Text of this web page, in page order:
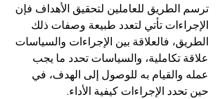
ترسم الطريق للعاملين لتحقيق الأهداف فإن
الإجراءات تأتي لتعدد طبيعة وصفات ذلك
الطريق، فالعلاقة بين الإجراءات والسياسات
علاقة تكاملية، والسياسات تحدد ما يجب
عمله والقيام به للوصول إلى الهدف، في
حين تحدد الإجراءات كيفية الأداء.